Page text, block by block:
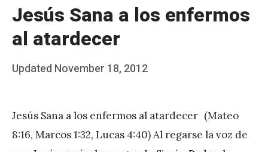
Jesús Sana a los enfermos
al atardecer
Posted
Updated November 18, 2012
b
J
A
Jesús Sana a los enfermos al atardecer (Mateo
8:16, Marcos 1:32, Lucas 4:40) Al regarse la voz de